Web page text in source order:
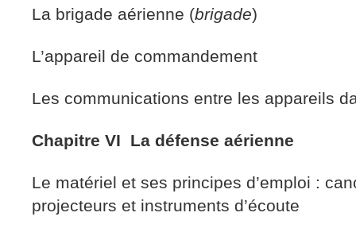
La brigade aérienne (brigade)
L’appareil de commandement
Les communications entre les appareils
Chapitre VI La défense aérienne
Le matériel et ses principes d’emploi :
projecteurs et instruments d’écoute